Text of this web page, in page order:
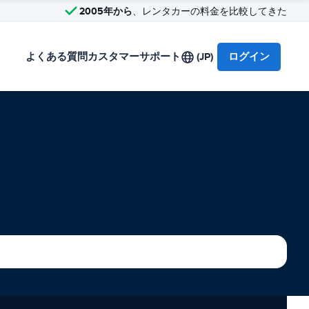
2005年から、レンタカーの料金を比較してきた
よくある質問カスタマーサポート (JP) ログイン